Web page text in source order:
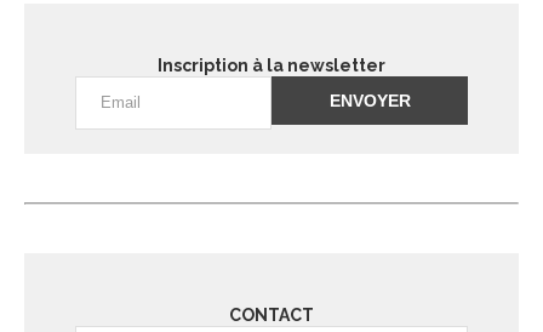
Inscription à la newsletter
CONTACT